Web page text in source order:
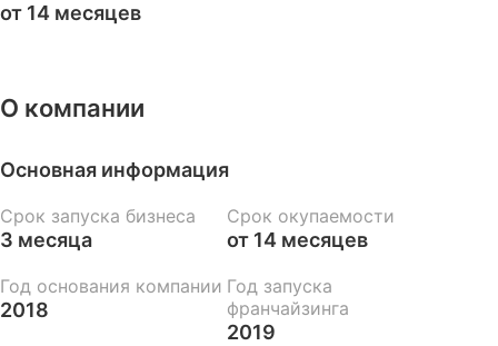
от 14 месяцев
О компании
Основная информация
Срок запуска бизнеса
3 месяца
Срок окупаемости
от 14 месяцев
Год основания компании
2018
Год запуска
франчайзинга
2019